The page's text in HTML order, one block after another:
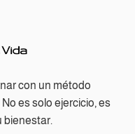
con un método
es solo ejercicio, es
bienestar.